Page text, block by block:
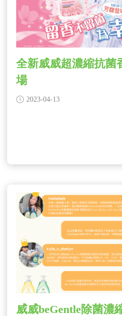
全新威威超濃縮抗菌
場
2023-04-13
威威beGentle除菌濃